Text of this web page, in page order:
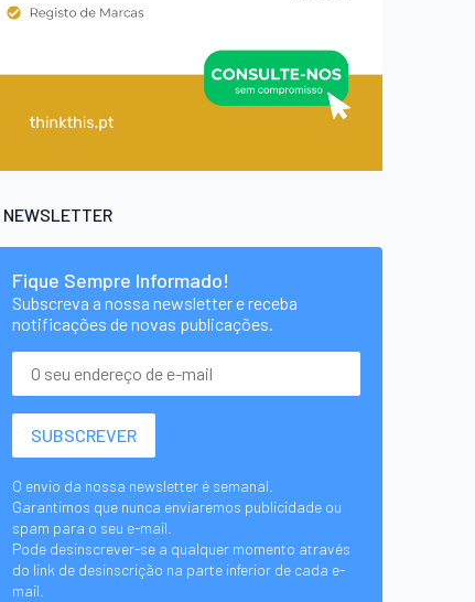
NEWSLETTER
Fique Sempre Informado!
Subscreva a nossa newsletter e receba
notificações de novas publicações.
O envio da nossa newsletter é semanal.
Garantimos que nunca enviaremos publicidade ou
spam para o seu e-mail.
Pode desinscrever-se a qualquer momento através
do link de desinscrição na parte inferior de cada e-
mail.